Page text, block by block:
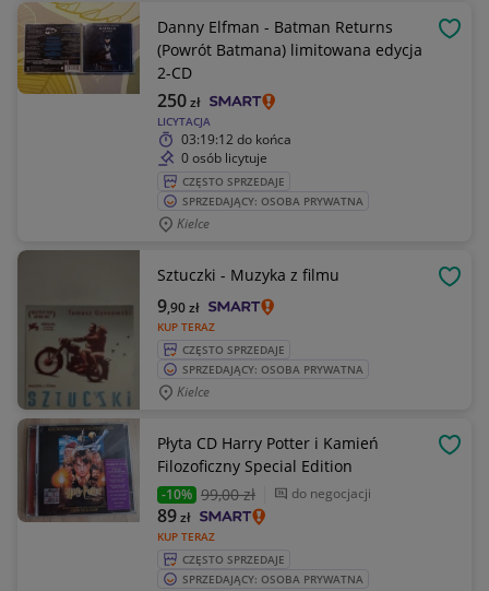
Danny Elfman - Batman Returns
(Powrót Batmana) limitowana edycja
2-CD
LICYTACJA
250zł
03:19:12 do końca
0 osób licytuje
CZĘSTO SPRZEDAJE
SPRZEDAJĄCY: OSOBA PRYWATNA
Kielce
Sztuczki - Muzyka z filmu
KUP TERAZ
9,90zł
CZĘSTO SPRZEDAJE
SPRZEDAJĄCY: OSOBA PRYWATNA
Kielce
Płyta CD Harry Potter i Kamień
Filozoficzny Special Edition
-10% 99,00 zł do negocjacji
KUP TERAZ
89zł
CZĘSTO SPRZEDAJE
SPRZEDAJĄCY: OSOBA PRYWATNA